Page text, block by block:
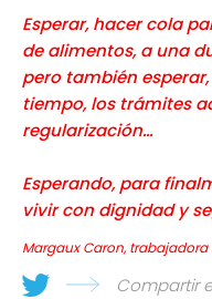
Esperar, hacer cola
de alimentos, a una
pero también
tiempo, los trámites
regularización…
Esperando, para
vivir con dignidad y
Margaux Caron, trabajadora
Compartir